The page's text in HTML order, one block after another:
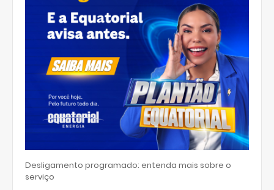
Desligamento programado: entenda mais sobre o
serviço